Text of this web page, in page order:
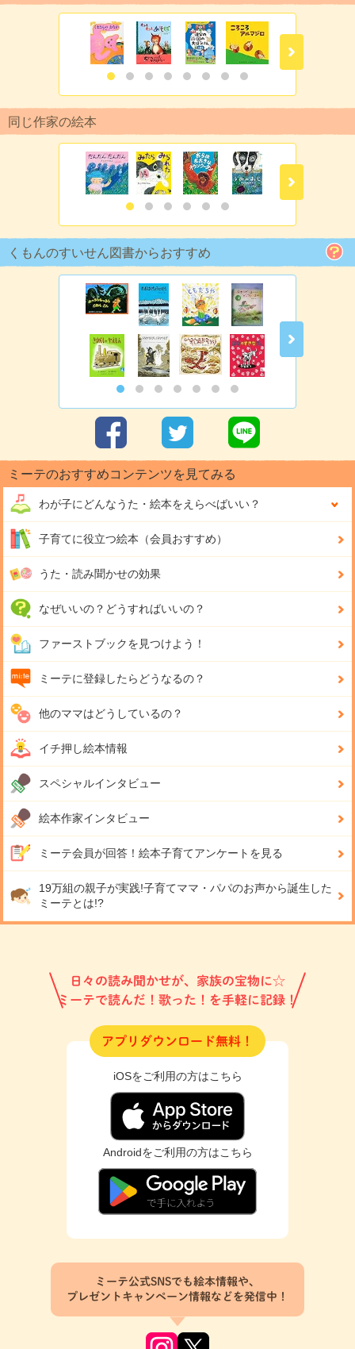
同じ作家の絵本
くもんのすいせん図書からおすすめ
ミーテのおすすめコンテンツを見てみる
わが子にどんなうた・絵本をえらべばいい？
子育てに役立つ絵本（会員おすすめ）
うた・読み聞かせの効果
なぜいいの？どうすればいいの？
ファーストブックを見つけよう！
ミーテに登録したらどうなるの？
他のママはどうしているの？
イチ押し絵本情報
スペシャルインタビュー
絵本作家インタビュー
ミーテ会員が回答！ 絵本子育てアンケートを見る
19万組の親子が実践!子育てママ・パパのお声から誕生した
ミーテとは!?
日々の読み聞かせが、家族の宝物に☆
ミーテで読んだ！歌った！を手軽に記録！
アプリダウンロード無料！
iOSをご利用の方はこちら
Androidをご利用の方はこちら
ミーテ公式SNSでも絵本情報や、
プレゼントキャンペーン情報などを発信中！